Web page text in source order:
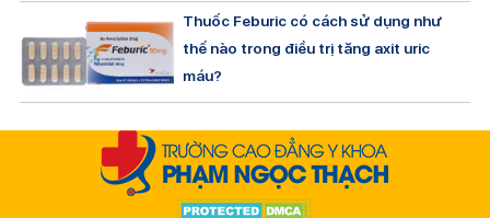
Thuốc Feburic có cách sử dụng như
thế nào trong điều trị tăng axit uric
máu?